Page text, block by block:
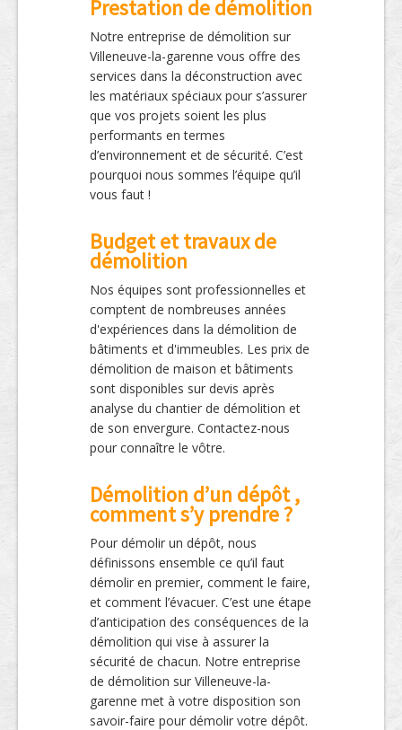
Prestation de démolition
Notre entreprise de démolition sur
Villeneuve-la-garenne vous offre des
services dans la déconstruction avec
les matériaux spéciaux pour s’assurer
que vos projets soient les plus
performants en termes
d’environnement et de sécurité. C’est
pourquoi nous sommes l’équipe qu’il
vous faut !
Budget et travaux de
démolition
Nos équipes sont professionnelles et
comptent de nombreuses années
d'expériences dans la démolition de
bâtiments et d'immeubles. Les prix de
démolition de maison et bâtiments
sont disponibles sur devis après
analyse du chantier de démolition et
de son envergure. Contactez-nous
pour connaître le vôtre.
Démolition d’un dépôt ,
comment s’y prendre ?
Pour démolir un dépôt, nous
définissons ensemble ce qu’il faut
démolir en premier, comment le faire,
et comment l’évacuer. C’est une étape
d’anticipation des conséquences de la
démolition qui vise à assurer la
sécurité de chacun. Notre entreprise
de démolition sur Villeneuve-la-
garenne met à votre disposition son
savoir-faire pour démolir votre dépôt.